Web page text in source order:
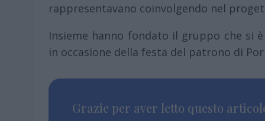
rappresentavano coinvolgendo nel
Insieme hanno fondato il gruppo che si
in occasione della festa del patrono di
Grazie per aver letto questo